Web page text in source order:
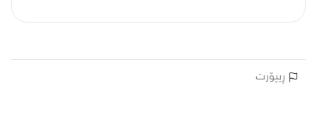
ڕیپۆرت